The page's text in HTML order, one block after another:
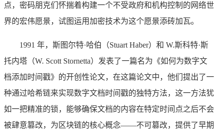
点，密码朋克们怀揣着构建一个不受政府和机构控制的网络世
界的宏伟愿景，试图运用加密技术为这个愿景添砖加瓦。
1991 年，斯图尔特·哈伯（Stuart Haber）和 W.斯科特·斯
托内塔（W. Scott Stornetta）发表了一篇名为《如何为数字文
档添加时间戳》的开创性论文，在这篇论文中，他们提出了一
种通过哈希链来实现数字文档时间戳的独特方法，这一方法犹
如一把精准的锁，能够确保文档的内容在特定时间点之后不会
被肆意篡改，为区块链的核心概念——不可篡改，提供了早期